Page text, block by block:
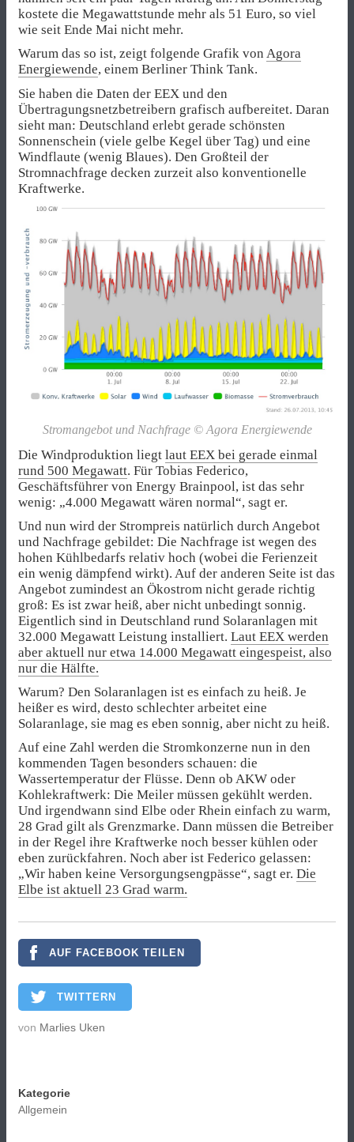
kostete die Megawattstunde mehr als 51 Euro, so viel
wie seit Ende Mai nicht mehr.
Warum das so ist, zeigt folgende Grafik von Agora
Energiewende, einem Berliner Think Tank.
Sie haben die Daten der EEX und den
Übertragungsnetzbetreibern grafisch aufbereitet. Daran
sieht man: Deutschland erlebt gerade schönsten
Sonnenschein (viele gelbe Kegel über Tag) und eine
Windflaute (wenig Blaues). Den Großteil der
Stromnachfrage decken zurzeit also konventionelle
Kraftwerke.
Stromangebot und Nachfrage © Agora Energiewende
Die Windproduktion liegt laut EEX bei gerade einmal
rund 500 Megawatt. Für Tobias Federico,
Geschäftsführer von Energy Brainpool, ist das sehr
wenig: „4.000 Megawatt wären normal“, sagt er.
Und nun wird der Strompreis natürlich durch Angebot
und Nachfrage gebildet: Die Nachfrage ist wegen des
hohen Kühlbedarfs relativ hoch (wobei die Ferienzeit
ein wenig dämpfend wirkt). Auf der anderen Seite ist das
Angebot zumindest an Ökostrom nicht gerade richtig
groß: Es ist zwar heiß, aber nicht unbedingt sonnig.
Eigentlich sind in Deutschland rund Solaranlagen mit
32.000 Megawatt Leistung installiert. Laut EEX werden
aber aktuell nur etwa 14.000 Megawatt eingespeist, also
nur die Hälfte.
Warum? Den Solaranlagen ist es einfach zu heiß. Je
heißer es wird, desto schlechter arbeitet eine
Solaranlage, sie mag es eben sonnig, aber nicht zu heiß.
Auf eine Zahl werden die Stromkonzerne nun in den
kommenden Tagen besonders schauen: die
Wassertemperatur der Flüsse. Denn ob AKW oder
Kohlekraftwerk: Die Meiler müssen gekühlt werden.
Und irgendwann sind Elbe oder Rhein einfach zu warm,
28 Grad gilt als Grenzmarke. Dann müssen die Betreiber
in der Regel ihre Kraftwerke noch besser kühlen oder
eben zurückfahren. Noch aber ist Federico gelassen:
„Wir haben keine Versorgungsengpässe“, sagt er. Die
Elbe ist aktuell 23 Grad warm.
AUF FACEBOOK TEILEN
TWITTERN
von Marlies Uken
Kategorie
Allgemein